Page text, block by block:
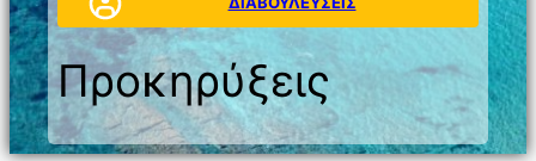
Προκηρύξεις